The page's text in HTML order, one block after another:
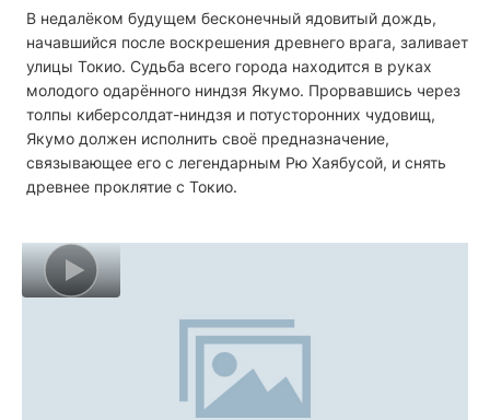
В недалёком будущем бесконечный ядовитый дождь,
начавшийся после воскрешения древнего врага, заливает
улицы Токио. Судьба всего города находится в руках
молодого одарённого ниндзя Якумо. Прорвавшись через
толпы киберсолдат-ниндзя и потусторонних чудовищ,
Якумо должен исполнить своё предназначение,
связывающее его с легендарным Рю Хаябусой, и снять
древнее проклятие с Токио.